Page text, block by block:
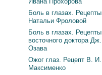
Боль в глазах. Рецепты
Натальи Фроловой
Боль в глазах. Рецепты
восточного доктора Дж.
Озава
Ожог глаз. Рецепт В. И.
Максименко